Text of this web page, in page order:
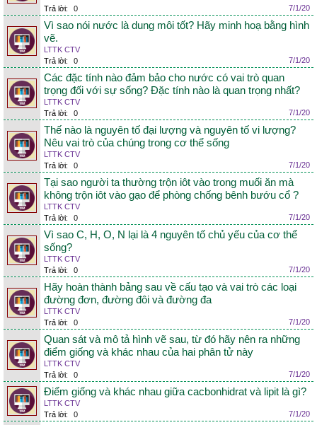
Trả lời:
0 7/1/20
Vì sao nói nước là dung môi tốt? Hãy minh hoạ bằng hình
vẽ.
LTTK CTV
Trả lời:
0 7/1/20
Các đặc tính nào đảm bảo cho nước có vai trò quan
trọng đối với sự sống? Đặc tính nào là quan trọng nhất?
LTTK CTV
Trả lời:
0 7/1/20
Thế nào là nguyên tố đại lượng và nguyên tố vi lượng?
Nêu vai trò của chúng trong cơ thể sống
LTTK CTV
Trả lời:
0 7/1/20
Tại sao người ta thường trộn iôt vào trong muối ăn mà
không trộn iôt vào gạo để phòng chống bênh bướu cổ ?
LTTK CTV
Trả lời:
0 7/1/20
Vì sao C, H, O, N lại là 4 nguyên tố chủ yếu của cơ thể
sống?
LTTK CTV
Trả lời:
0 7/1/20
Hãy hoàn thành bảng sau về cấu tạo và vai trò các loại
đường đơn, đường đôi và đường đa
LTTK CTV
Trả lời:
0 7/1/20
Quan sát và mô tả hình vẽ sau, từ đó hãy nên ra những
điểm giống và khác nhau của hai phân tử này
LTTK CTV
Trả lời:
0 7/1/20
Điểm giống và khác nhau giữa cacbonhidrat và lipit là gì?
LTTK CTV
Trả lời:
0 7/1/20